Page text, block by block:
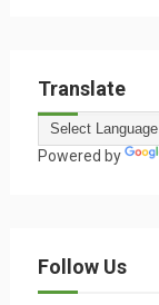
Translate
Powered by
Follow Us